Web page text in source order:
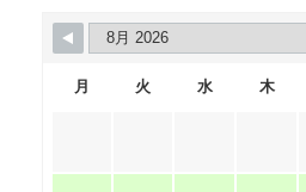
月 火 水 木